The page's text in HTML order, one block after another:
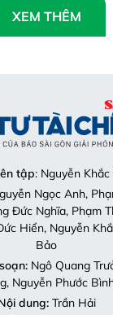
XEM THÊM
tập: Nguyễn Khắc
Ngọc Anh,
Đức Nghĩa, Phạm
Hiển, Nguyễn
Bảo
Ngô Quang
Nguyễn Phước
dung:Trần Hải